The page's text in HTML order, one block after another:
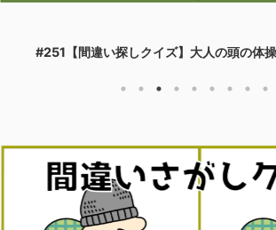
#251【間違い探しクイズ】大人の頭の体